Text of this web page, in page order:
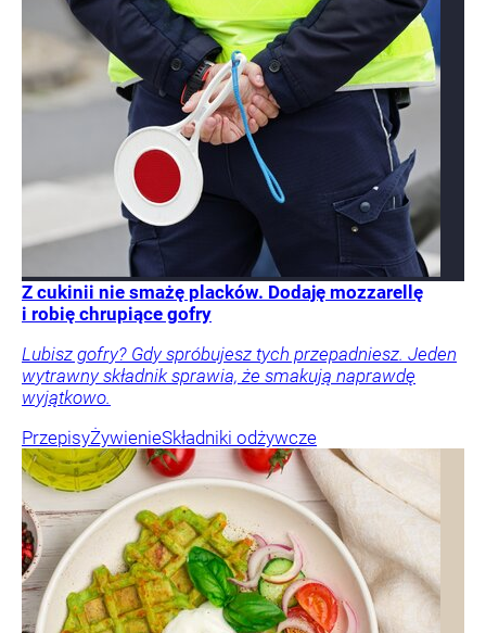
Z cukinii nie smażę placków. Dodaję mozzarellę
i robię chrupiące gofry
Lubisz gofry? Gdy spróbujesz tych przepadniesz. Jeden
wytrawny składnik sprawia, że smakują naprawdę
wyjątkowo.
PrzepisyŻywienieSkładniki odżywcze